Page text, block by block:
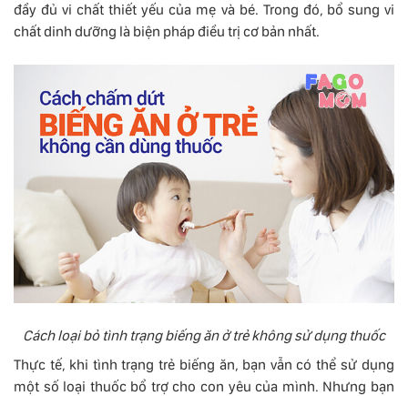
đầy đủ vi chất thiết yếu của mẹ và bé. Trong đó, bổ sung vi
chất dinh dưỡng là biện pháp điều trị cơ bản nhất.
Cách loại bỏ tình trạng biếng ăn ở trẻ không sử dụng thuốc
Thực tế, khi tình trạng trẻ biếng ăn, bạn vẫn có thể sử dụng
một số loại thuốc bổ trợ cho con yêu của mình. Nhưng bạn